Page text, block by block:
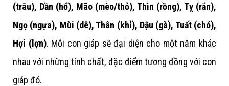
(trâu), Dần (hổ), Mão (mèo/thỏ), Thìn (rồng), Tỵ (rắn),
Ngọ (ngựa), Mùi (dê), Thân (khỉ), Dậu (gà), Tuất (chó),
Hợi (lợn). Mỗi con giáp sẽ đại diện cho một năm khác
nhau với những tính chất, đặc điểm tương đồng với con
giáp đó.